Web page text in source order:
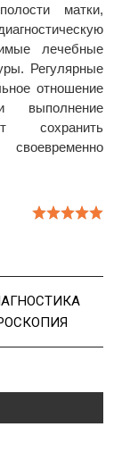
матки,
лечебные
Регулярные
отношение
выполнение
сохранить